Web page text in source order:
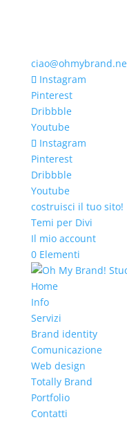
Instagram
Pinterest
Dribbble
Youtube
Instagram
Pinterest
Dribbble
Youtube
costruisci il tuo sito!
Temi per Divi
Il mio account
0 Elementi
Home
Info
Servizi
Brand identity
Comunicazione
Web design
Totally Brand
Portfolio
Contatti